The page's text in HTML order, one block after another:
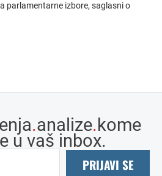
parlamentarne izbore, saglasni o
.analize.kome
u vaš inbox.
PRIJAVI SE